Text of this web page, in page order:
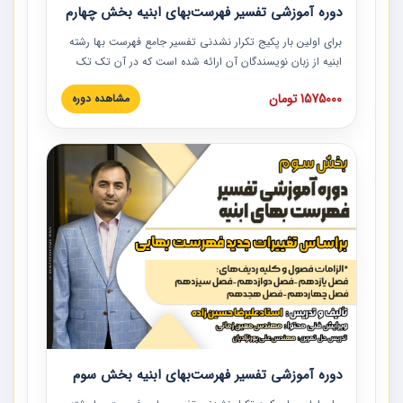
دوره آموزشی تفسیر فهرست‌بهای ابنیه بخش چهارم
برای اولین بار پکیج تکرار نشدنی تفسیر جامع فهرست بها رشته
ابنیه از زبان نویسندگان آن ارائه شده است که در آن تک تک
ردیف ها و مطالب فهرست بها تفسیر و ارائه شده است. این
دوره به صورت کامل تصویری بوده و به همراه تصاویر عملیات
دوره با کلام مهندس علیرضاحسین‌زاده مدیر پروژه مهندسی
مشاور در امر بازنگری فهرست بها رشته ابنیه ارائه شده و به تمام
همکارانی که در حوزه صنعت ساخت در حال فعالیت هستند حتما
توصیه می کنیم از مطالب این دوره استفاده نمایند.
1575000 تومان مشاهده دوره
دوره آموزشی تفسیر فهرست‌بهای ابنیه بخش سوم